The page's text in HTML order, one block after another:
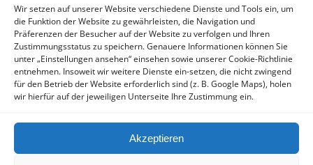
Wir setzen auf unserer Website verschiedene Dienste und Tools ein, um
die Funktion der Website zu gewährleisten, die Navigation und
Präferenzen der Besucher auf der Website zu verfolgen und Ihren
Zustimmungsstatus zu speichern. Genauere Informationen können Sie
unter „Einstellungen ansehen“ einsehen sowie unserer Cookie-Richtlinie
entnehmen. Insoweit wir weitere Dienste ein-setzen, die nicht zwingend
für den Betrieb der Website erforderlich sind (z. B. Google Maps), holen
wir hierfür auf der jeweiligen Unterseite Ihre Zustimmung ein.
Akzeptieren
KONTAKT
Lea Rosh/Kommunikation & Medien
Trautenaustr.14
10717 Berlin/Deutschland